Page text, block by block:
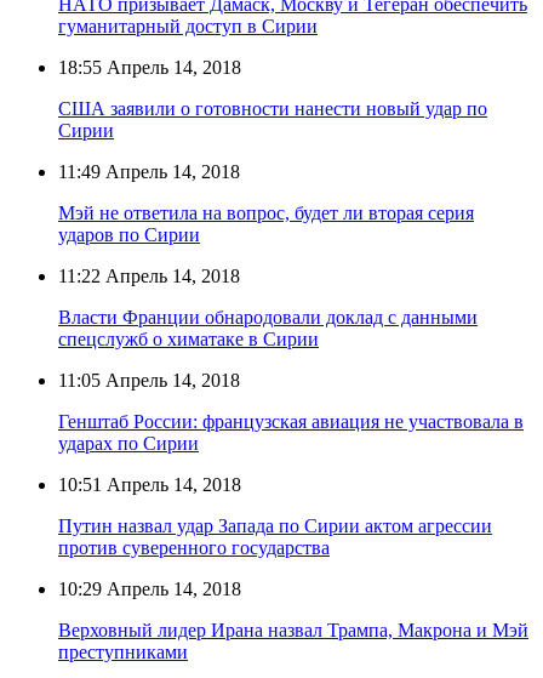
гуманитарный доступ в Сирии
18:55 Апрель 14, 2018
США заявили о готовности нанести новый удар по
Сирии
11:49 Апрель 14, 2018
Мэй не ответила на вопрос, будет ли вторая серия
ударов по Сирии
11:22 Апрель 14, 2018
Власти Франции обнародовали доклад с данными
спецслужб о химатаке в Сирии
11:05 Апрель 14, 2018
Генштаб России: французская авиация не участвовала в
ударах по Сирии
10:51 Апрель 14, 2018
Путин назвал удар Запада по Сирии актом агрессии
против суверенного государства
10:29 Апрель 14, 2018
Верховный лидер Ирана назвал Трампа, Макрона и Мэй
преступниками